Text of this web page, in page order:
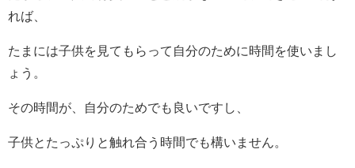
れば、
たまには子供を見てもらって自分のために時間を使いまし
ょう。
その時間が、自分のためでも良いですし、
子供とたっぷりと触れ合う時間でも構いません。